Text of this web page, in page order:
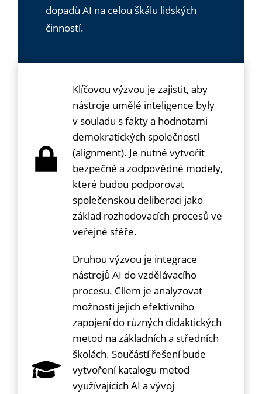
dopadů AI na celou škálu lidských
činností.
Klíčovou výzvou je zajistit, aby
nástroje umělé inteligence byly
v souladu s fakty a hodnotami
demokratických společností
(alignment). Je nutné vytvořit
bezpečné a zodpovědné modely,
které budou podporovat
společenskou deliberaci jako
základ rozhodovacích procesů ve
veřejné sféře.
Druhou výzvou je integrace
nástrojů AI do vzdělávacího
procesu. Cílem je analyzovat
možnosti jejich efektivního
zapojení do různých didaktických
metod na základních a středních
školách. Součástí řešení bude
vytvoření katalogu metod
využívajících AI a vývoj